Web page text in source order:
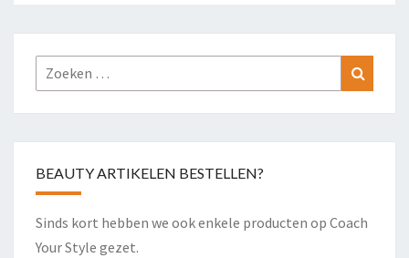
Zoeken
naar:
BEAUTY ARTIKELEN BESTELLEN?
Sinds kort hebben we ook enkele producten op Coach
Your Style gezet.